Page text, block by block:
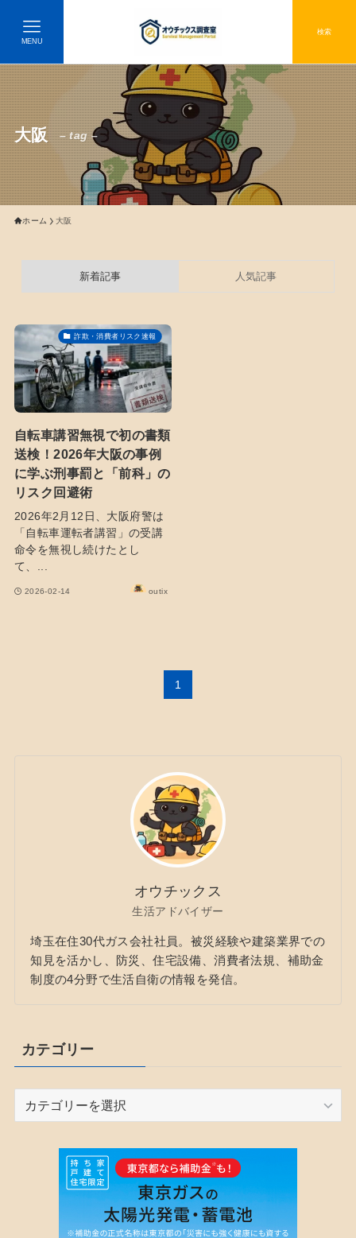
検索
MENU
大阪 – tag –
ホーム 大阪
新着記事 人気記事
詐欺・消費者リスク速報
自転車講習無視で初の書類
送検！2026年大阪の事例
に学ぶ刑事罰と「前科」の
リスク回避術
2026年2月12日、大阪府警は
「自転車運転者講習」の受講
命令を無視し続けたとし
て、...
2026-02-14 outix
1
オウチックス
生活アドバイザー
埼玉在住30代ガス会社社員。被災経験や建築業界での
知見を活かし、防災、住宅設備、消費者法規、補助金
制度の4分野で生活自衛の情報を発信。
カテゴリー